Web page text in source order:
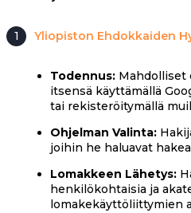
1 Yliopiston Ehdokkaiden
Todennus: Mahdolliset
itsensä käyttämällä
tai rekisteröitymällä
Ohjelman Valinta:
joihin he haluavat
Lomakkeen Lähetys:
henkilökohtaisia ja
lomakekäyttöliittymien